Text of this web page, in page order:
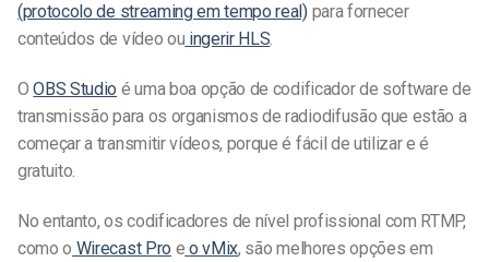
(protocolo de streaming em tempo real)para fornecer
conteúdos de vídeo ou ingerir HLS.
OOBS Studio é uma boa opção de codificador de software de
transmissão para os organismos de radiodifusão que estão a
começar a transmitir vídeos, porque é fácil de utilizar e é
gratuito.
No entanto, os codificadores de nível profissional com RTMP,
como o Wirecast Pro e o vMix, são melhores opções em